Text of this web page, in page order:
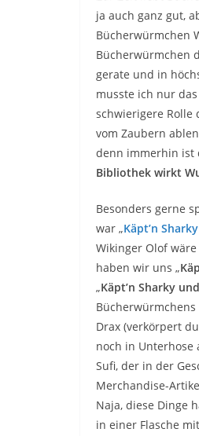
ja auch ganz gut,
Bücherwürmchen
Bücherwürmchen
gerate und in
musste ich nur
schwierigere Rolle
vom Zaubern
denn immerhin ist
Bibliothek wirkt
Besonders gerne
war „Käpt’n
Wikinger Olof
haben wir uns „
„Käpt’n Sharky
Drax (verkörpert
noch in Unterhose
Sufi, der in der
Merchandise-
Naja, diese Dinge
in einer Flasche